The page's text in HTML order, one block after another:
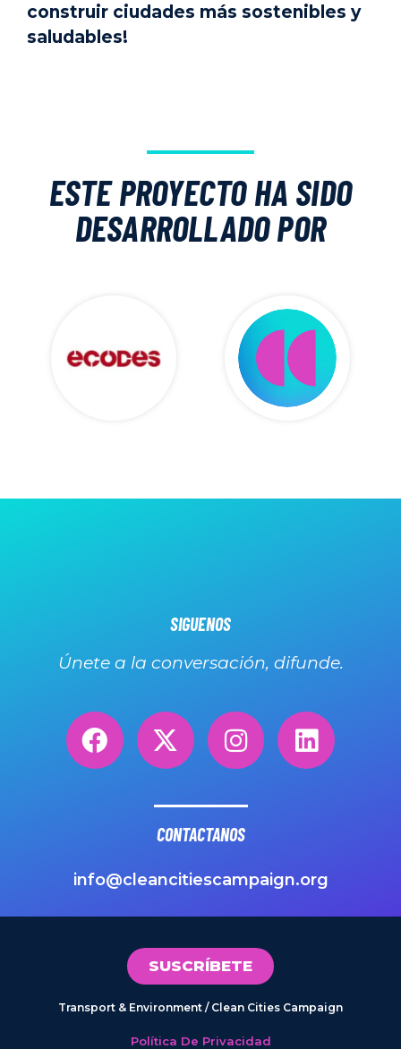
construir ciudades más sostenibles y
saludables!
ESTE PROYECTO HA SIDO
DESARROLLADO POR
SIGUENOS
Únete a la conversación, difunde.
CONTACTANOS
info@cleancitiescampaign.org
SUSCRÍBETE
Transport & Environment / Clean Cities Campaign
Política De Privacidad